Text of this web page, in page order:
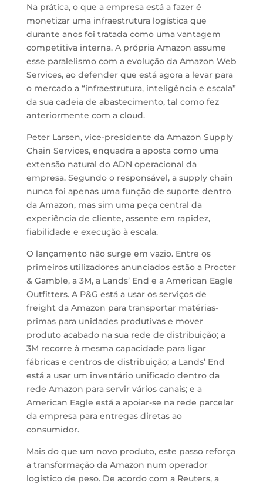
Na prática, o que a empresa está a fazer é
monetizar uma infraestrutura logística que
durante anos foi tratada como uma vantagem
competitiva interna. A própria Amazon assume
esse paralelismo com a evolução da Amazon Web
Services, ao defender que está agora a levar para
o mercado a “infraestrutura, inteligência e escala”
da sua cadeia de abastecimento, tal como fez
anteriormente com a cloud.
Peter Larsen, vice-presidente da Amazon Supply
Chain Services, enquadra a aposta como uma
extensão natural do ADN operacional da
empresa. Segundo o responsável, a supply chain
nunca foi apenas uma função de suporte dentro
da Amazon, mas sim uma peça central da
experiência de cliente, assente em rapidez,
fiabilidade e execução à escala.
O lançamento não surge em vazio. Entre os
primeiros utilizadores anunciados estão a Procter
& Gamble, a 3M, a Lands’ End e a American Eagle
Outfitters. A P&G está a usar os serviços de
freight da Amazon para transportar matérias-
primas para unidades produtivas e mover
produto acabado na sua rede de distribuição; a
3M recorre à mesma capacidade para ligar
fábricas e centros de distribuição; a Lands’ End
está a usar um inventário unificado dentro da
rede Amazon para servir vários canais; e a
American Eagle está a apoiar-se na rede parcelar
da empresa para entregas diretas ao
consumidor.
Mais do que um novo produto, este passo reforça
a transformação da Amazon num operador
logístico de peso. De acordo com a Reuters, a